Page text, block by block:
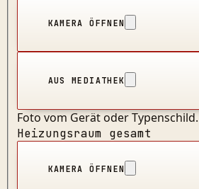
KAMERA ÖFFNEN
AUS MEDIATHEK
Foto vom Gerät oder Typenschild.
Heizungsraum gesamt
KAMERA ÖFFNEN